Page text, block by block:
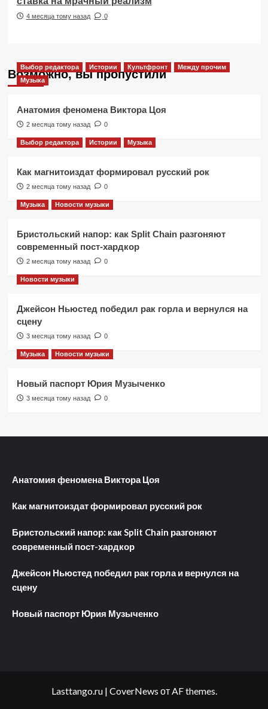
4 месяца тому назад 0
Возможно, вы пропустили
Выбор редактора Истории Культфронт
Между прочим
Музыка
Анатомия феномена Виктора Цоя
2 месяца тому назад 0
Выбор редактора Истории Музыка
Как магнитоиздат формировал русский рок
2 месяца тому назад 0
Музыка Новости музыки
Бристольский напор: как Split Chain разгоняют
современный пост-хардкор
2 месяца тому назад 0
Новости музыки
Джейсон Ньюстед победил рак горла и вернулся на
сцену
3 месяца тому назад 0
Музыка Новости музыки
Новый паспорт Юрия Музыченко
3 месяца тому назад 0
Анатомия феномена Виктора Цоя
Как магнитоиздат формировал русский рок
Бристольский напор: как Split Chain разгоняют
современный пост-хардкор
Джейсон Ньюстед победил рак горла и вернулся на
сцену
Новый паспорт Юрия Музыченко
Lasttango.ru | CoverNews от AF themes.